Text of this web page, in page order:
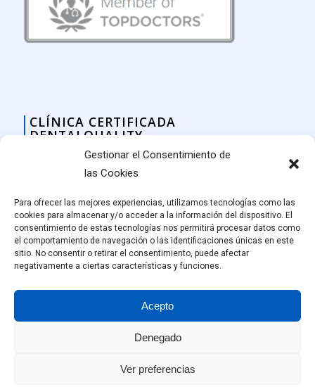
Gestionar el Consentimiento de
las Cookies
Para ofrecer las mejores experiencias, utilizamos tecnologías como las
cookies para almacenar y/o acceder a la información del dispositivo. El
consentimiento de estas tecnologías nos permitirá procesar datos como
el comportamiento de navegación o las identificaciones únicas en este
sitio. No consentir o retirar el consentimiento, puede afectar
negativamente a ciertas características y funciones.
Acepto
Denegado
Ver preferencias
CLÍNICA CERTIFICADA
DENTALQUALITY
© Amalthea Clínica Dental, Vitoria-Gasteiz.